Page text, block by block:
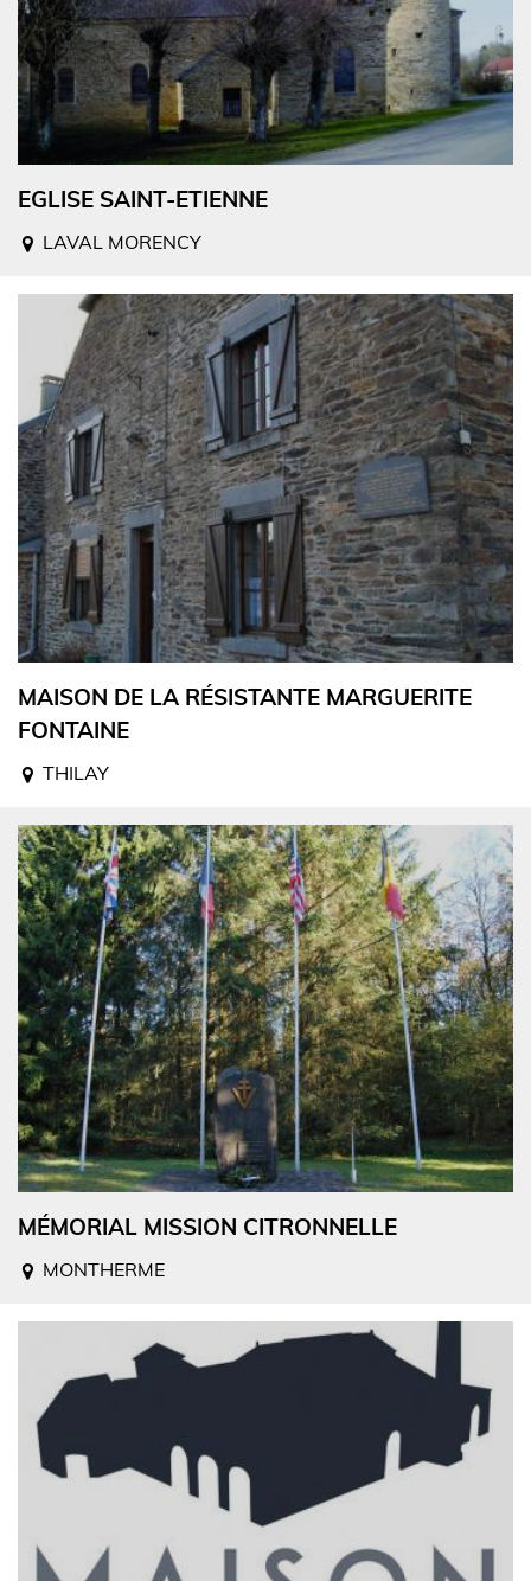
EGLISE SAINT-ETIENNE
LAVAL MORENCY
MAISON DE LA RÉSISTANTE MARGUERITE
FONTAINE
THILAY
MÉMORIAL MISSION CITRONNELLE
MONTHERME